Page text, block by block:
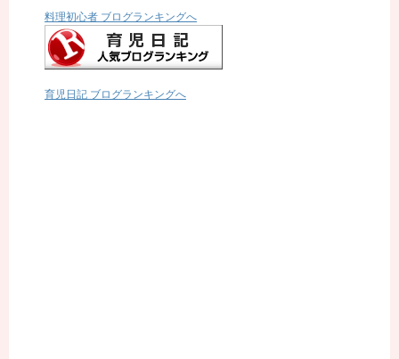
料理初心者 ブログランキングへ
育児日記 ブログランキングへ